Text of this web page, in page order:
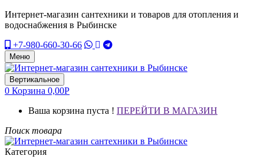
Интернет-магазин сантехники и товаров для отопления и
водоснабжения в Рыбинске
+7-980-660-30-66
Меню
Вертикальное
0 Корзина 0,00Р
Ваша корзина пуста ! ПЕРЕЙТИ В МАГАЗИН
Поиск товара
Категория